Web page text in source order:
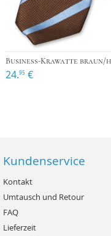
24.95 €
Kundenservice
Kontakt
Umtausch und Retour
FAQ
Lieferzeit